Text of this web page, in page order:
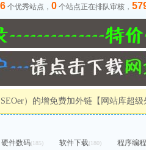
个优秀站点， 0 个站点正在排队审核，
）的增免费加外链 【网站库超
硬件数码(185) 软件下载(180)
程序编程